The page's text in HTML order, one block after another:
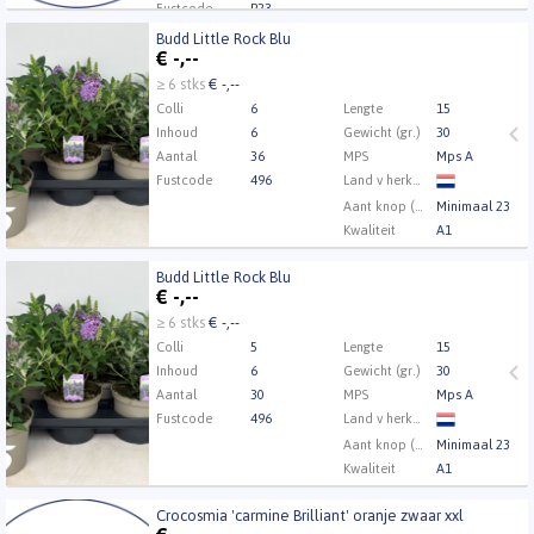
Fustcode
P23
Budd Little Rock Blu
€ -,--
≥ 6 stks€ -,--
Colli 6 Lengte
15
Inhoud
6 Gewicht (gr.)
30
Aantal
36 MPS
Mps A
Fustcode
496
Aant knop (min.)
Minimaal 23
Kwaliteit
A1
Kweker
Kwekerij 't Kleintje
Budd Little Rock Blu
U moet ingelogd zijn om te kunnen kopen.
om in te loggen.
Budd Little Rock Blu
€ -,--
≥ 6 stks€ -,--
Colli 5 Lengte
15
Inhoud
6 Gewicht (gr.)
30
Aantal
30 MPS
Mps A
Fustcode
496
Aant knop (min.)
Minimaal 23
Kwaliteit
A1
Kweker
Kwekerij 't Kleintje
Budd Little Rock Blu
U moet ingelogd zijn om te kunnen kopen.
om in te loggen.
Crocosmia 'carmine Brilliant' oranje zwaar xxl
Crocosmia 'carmine Brilliant' oranje zwaar xxl